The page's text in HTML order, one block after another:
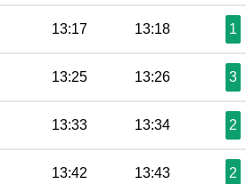
13:17 13:18 1
13:25 13:26 3
13:33 13:34 2
13:42 13:43 2